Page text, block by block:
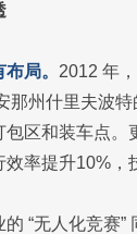
局。 2012 年
那州什里夫波
区和装车点
率提升10%，
“无人化竞赛”